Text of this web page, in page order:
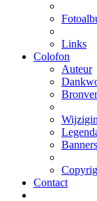
Links
Colofon
Auteur
Banners
Contact